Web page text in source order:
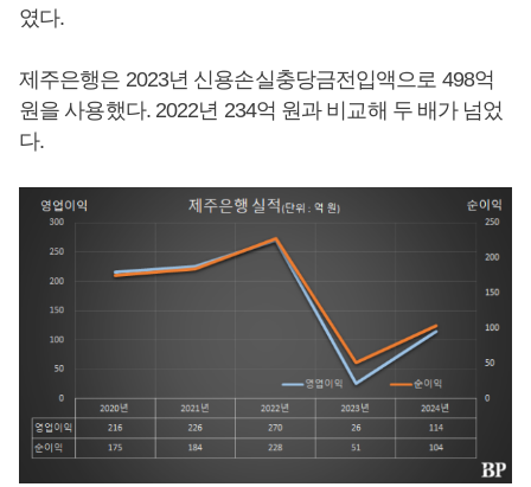
였다.
제주은행은 2023년 신용손실충당금전입액으로 498억
원을 사용했다. 2022년 234억 원과 비교해 두 배가 넘었
다.